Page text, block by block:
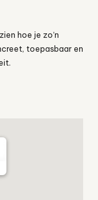
hoe je zo’n
toepasbaar en